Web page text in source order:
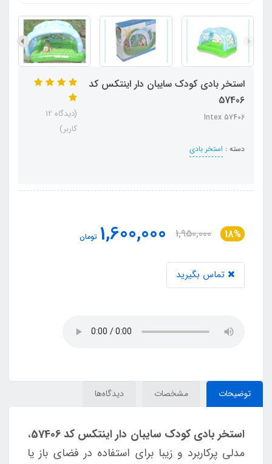
استخر بادی کودک سایبان دار اینتکس کد
57406
Intex 57406
دسته : استخر بادی
(دیدگاه 12
کاربر)
18%
1,950,000
1,600,000 تومان
تماس بگیرید
توضیحات مشخصات دیدگاه‌ها
استخر بادی کودک سایبان دار اینتکس کد 57406
،
مدلی پرکاربرد و زیبا برای استفاده در فضای باز یا